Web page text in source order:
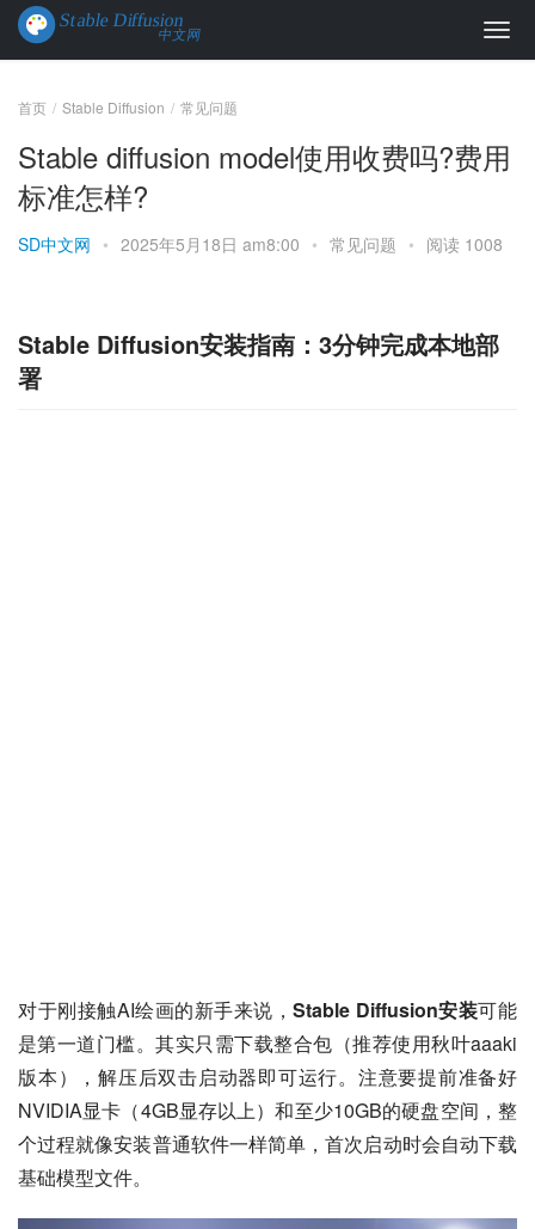
首页 Stable Diffusion 常见问题
Stable diffusion model使用收费吗?费用
标准怎样?
SD中文网 • 2025年5月18日 am8:00 • 常见问题 • 阅读 1008
Stable Diffusion安装指南：3分钟完成本地部
署
对于刚接触AI绘画的新手来说，Stable Diffusion安装可能
是第一道门槛。其实只需下载整合包（推荐使用秋叶aaaki
版本），解压后双击启动器即可运行。注意要提前准备好
NVIDIA显卡（4GB显存以上）和至少10GB的硬盘空间，整
个过程就像安装普通软件一样简单，首次启动时会自动下载
基础模型文件。